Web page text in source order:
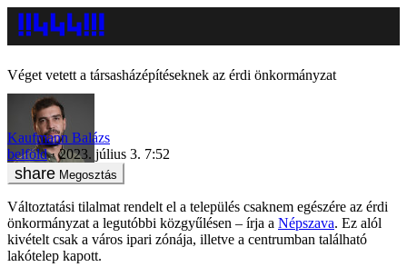
Véget vetett a társasházépítéseknek az érdi önkormányzat
Kaufmann Balázs
belföld
2023. július 3. 7:52
Megosztás
Változtatási tilalmat rendelt el a település csaknem egészére az érdi
önkormányzat a legutóbbi közgyűlésen – írja a Népszava. Ez alól
kivételt csak a város ipari zónája, illetve a centrumban található
lakótelep kapott.